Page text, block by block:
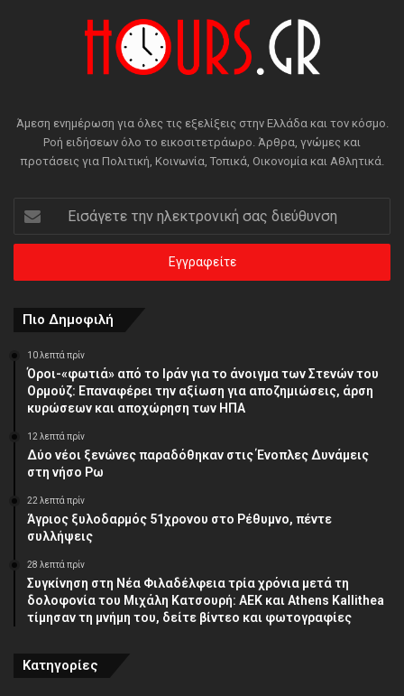
Άμεση ενημέρωση για όλες τις εξελίξεις στην Ελλάδα και τον κόσμο.
Ροή ειδήσεων όλο το εικοσιτετράωρο. Άρθρα, γνώμες και
προτάσεις για Πολιτική, Κοινωνία, Τοπικά, Οικονομία και Αθλητικά.
την
ηλεκτρονική
διεύθυνση
Πιο Δημοφιλή
10 λεπτά πρίν
Όροι-«φωτιά» από το Ιράν για το άνοιγμα των Στενών του
Ορμούζ: Επαναφέρει την αξίωση για αποζημιώσεις, άρση
κυρώσεων και αποχώρηση των ΗΠΑ
12 λεπτά πρίν
Δύο νέοι ξενώνες παραδόθηκαν στις Ένοπλες Δυνάμεις
στη νήσο Ρω
22 λεπτά πρίν
Άγριος ξυλοδαρμός 51χρονου στο Ρέθυμνο, πέντε
συλλήψεις
28 λεπτά πρίν
Συγκίνηση στη Νέα Φιλαδέλφεια τρία χρόνια μετά τη
δολοφονία του Μιχάλη Κατσουρή: ΑΕΚ και Athens Kallithea
τίμησαν τη μνήμη του, δείτε βίντεο και φωτογραφίες
Κατηγορίες